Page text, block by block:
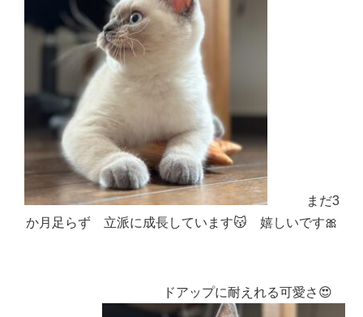
まだ3
か月足らず 立派に成長しています😽 嬉しいです🎀
ドアップに耐えれる可愛さ😍